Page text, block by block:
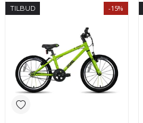
TILBUD -15%